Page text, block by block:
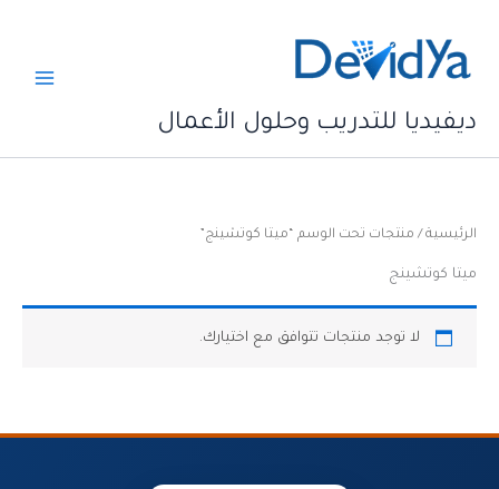
المحتوى
ديفيديا للتدريب وحلول الأعمال
الرئيسية / منتجات تحت الوسم “ميتا كوتشينج”
ميتا كوتشينج
لا توجد منتجات تتوافق مع اختيارك.